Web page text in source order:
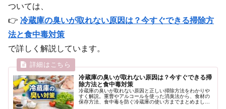
ついては、
👉 冷蔵庫の臭いが取れない原因は？今すぐできる掃除方
法と食中毒対策
で詳しく解説しています。
冷蔵庫の臭いが取れない原因は？今すぐできる掃
除方法と食中毒対策
冷蔵庫の臭いが取れない原因と正しい掃除方法をわかりや
すく解説。重曹やアルコールを使った消臭法から、食材の
保存方法、食中毒を防ぐ冷蔵庫の使い方までまとめまし